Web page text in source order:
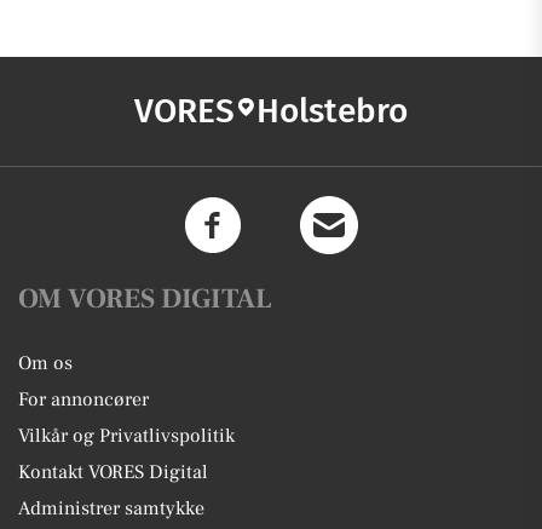
VORES Holstebro
OM VORES DIGITAL
Om os
For annoncører
Vilkår og Privatlivspolitik
Kontakt VORES Digital
Administrer samtykke